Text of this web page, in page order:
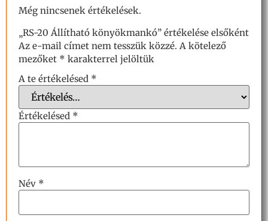
Még nincsenek értékelések.
„RS-20 Állítható könyökmankó” értékelése elsőként
Az e-mail címet nem tesszük közzé. A kötelező
mezőket * karakterrel jelöltük
A te értékelésed *
Értékelésed *
Név *